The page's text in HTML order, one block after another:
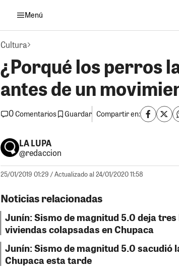
Menú
Cultura
¿Porqué los perros
antes de un
0Comentarios Guardar Compartir en:
LA LUPA
@redaccion
25/01/2019 01:29 / Actualizado al 24/01/2020 11:58
Noticias relacionadas
Junín: Sismo de magnitud 5.0 deja
viviendas colapsadas en Chupaca
Junín: Sismo de magnitud 5.0 sacudió
Chupaca esta tarde